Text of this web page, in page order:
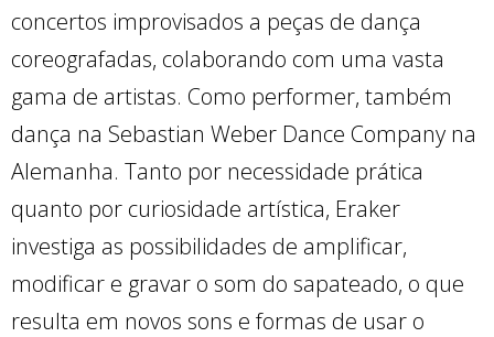
concertos improvisados ​​a peças de dança
coreografadas, colaborando com uma vasta
gama de artistas. Como performer, também
dança na Sebastian Weber Dance Company na
Alemanha. Tanto por necessidade prática
quanto por curiosidade artística, Eraker
investiga as possibilidades de amplificar,
modificar e gravar o som do sapateado, o que
resulta em novos sons e formas de usar o